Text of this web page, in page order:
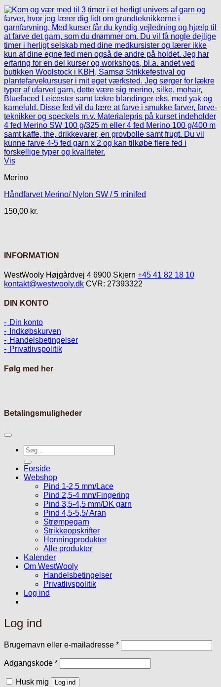
Vis
Merino
Håndfarvet Merino/ Nylon SW / 5 minifed
150,00 kr.
INFORMATION
WestWooly Højgårdvej 4 6900 Skjern +45 41 82 18 10
kontakt@westwooly.dk CVR: 27393322
DIN KONTO
Din konto
Indkøbskurven
Handelsbetingelser
Privatlivspolitik
Følg med her
Betalingsmuligheder
Søg
efter:
Forside
Webshop
Pind 1-2,5 mm/Lace
Pind 2,5-4 mm/Fingering
Pind 3,5-4,5 mm/DK garn
Pind 4,5-5,5/ Aran
Strømpegarn
Strikkeopskrifter
Honningprodukter
Alle produkter
Kalender
Om WestWooly
Handelsbetingelser
Privatlivspolitik
Log ind
Log ind
Brugernavn eller e-mailadresse *Påkrævet
Adgangskode *Påkrævet
Husk mig Log ind